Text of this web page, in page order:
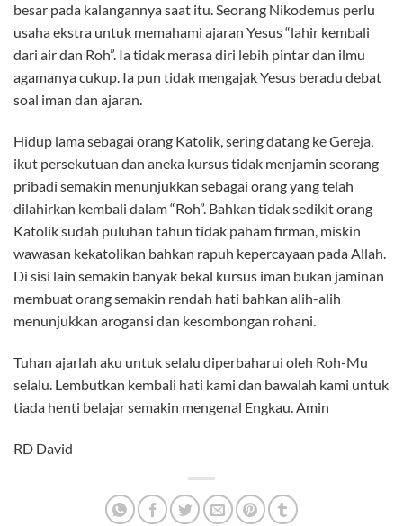
besar pada kalangannya saat itu. Seorang Nikodemus perlu
usaha ekstra untuk memahami ajaran Yesus “lahir kembali
dari air dan Roh”. Ia tidak merasa diri lebih pintar dan ilmu
agamanya cukup. Ia pun tidak mengajak Yesus beradu debat
soal iman dan ajaran.
Hidup lama sebagai orang Katolik, sering datang ke Gereja,
ikut persekutuan dan aneka kursus tidak menjamin seorang
pribadi semakin menunjukkan sebagai orang yang telah
dilahirkan kembali dalam “Roh”. Bahkan tidak sedikit orang
Katolik sudah puluhan tahun tidak paham firman, miskin
wawasan kekatolikan bahkan rapuh kepercayaan pada Allah.
Di sisi lain semakin banyak bekal kursus iman bukan jaminan
membuat orang semakin rendah hati bahkan alih-alih
menunjukkan arogansi dan kesombongan rohani.
Tuhan ajarlah aku untuk selalu diperbaharui oleh Roh-Mu
selalu. Lembutkan kembali hati kami dan bawalah kami untuk
tiada henti belajar semakin mengenal Engkau. Amin
RD David